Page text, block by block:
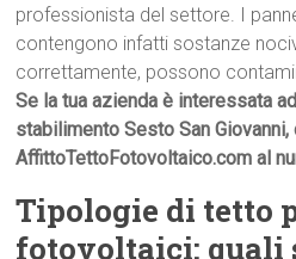
professionista del settore. I
contengono infatti sostanze
correttamente, possono
Se la tua azienda è interessata
stabilimento Sesto San Giovanni,
AffittoTettoFotovoltaico.com al
Tipologie di tetto
fotovoltaici: quali